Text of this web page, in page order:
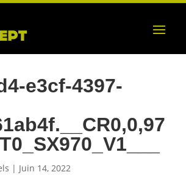
e3cf-4397-
| Juin 14, 2022